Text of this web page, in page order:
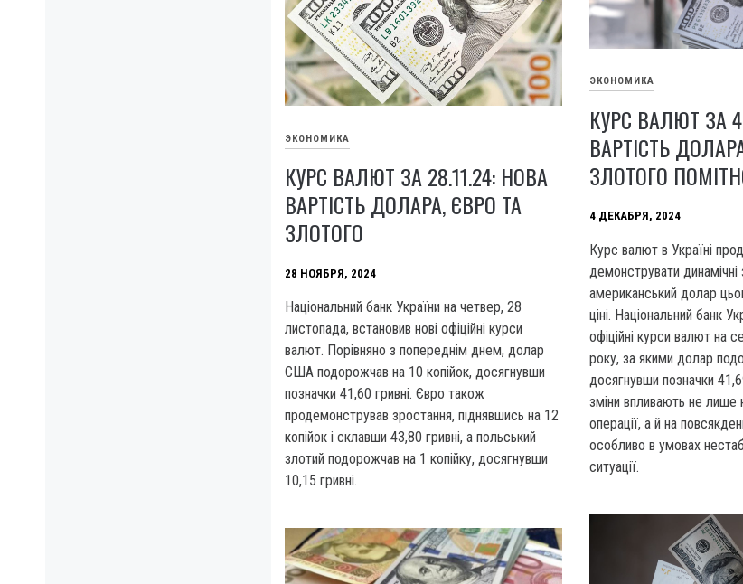
ЭКОНОМИКА
КУРС ВАЛЮТ ЗА
ВАРТІСТЬ
ЗЛОТОГО
4 ДЕКАБРЯ, 2024
Курс валют в Україні
демонструвати динамічні
американський долар
ціні. Національний банк
офіційні курси валют на
року, за якими долар
досягнувши позначки
зміни впливають не лише
операції, а й на
особливо в умовах
ситуації.
ЭКОНОМИКА
КУРС ВАЛЮТ ЗА 28.11.24: НОВА
ВАРТІСТЬ ДОЛАРА, ЄВРО ТА
ЗЛОТОГО
28 НОЯБРЯ, 2024
Національний банк України на четвер, 28
листопада, встановив нові офіційні курси
валют. Порівняно з попереднім днем, долар
США подорожчав на 10 копійок, досягнувши
позначки 41,60 гривні. Євро також
продемонстрував зростання, піднявшись на 12
копійок і склавши 43,80 гривні, а польський
злотий подорожчав на 1 копійку, досягнувши
10,15 гривні.